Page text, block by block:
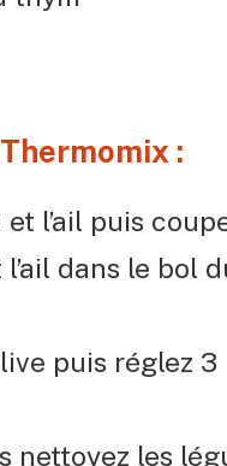
:
et l’ail puis
l’ail dans le
puis réglez
nettoyez les